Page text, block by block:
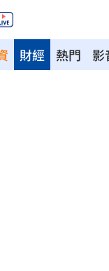
熱門 影
財經